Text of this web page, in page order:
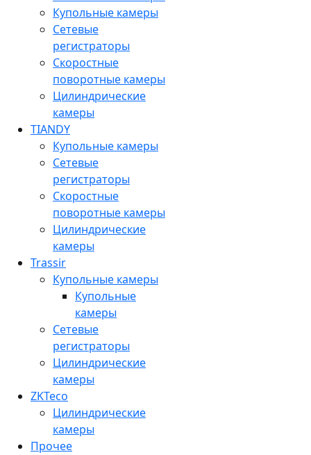
Купольные камеры
Сетевые
регистраторы
Скоростные
поворотные камеры
Цилиндрические
камеры
TIANDY
Купольные камеры
Сетевые
регистраторы
Скоростные
поворотные камеры
Цилиндрические
камеры
Trassir
Купольные камеры
Купольные
камеры
Сетевые
регистраторы
Цилиндрические
камеры
ZKTeco
Цилиндрические
камеры
Прочее